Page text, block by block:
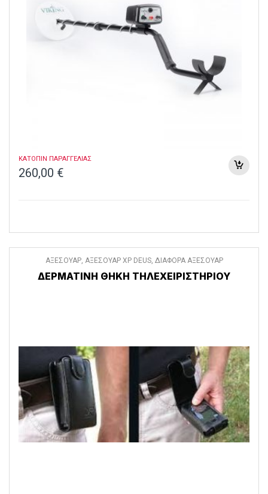
ΚΑΤΟΠΙΝ ΠΑΡΑΓΓΕΛΙΑΣ
260,00 €
ΑΞΕΣΟΥΑΡ, ΑΞΕΣΟΥΑΡ XP DEUS, ΔΙΑΦΟΡΑ ΑΞΕΣΟΥΑΡ
ΔΕΡΜΑΤΙΝΗ ΘΗΚΗ ΤΗΛΕΧΕΙΡΙΣΤΗΡΙΟΥ